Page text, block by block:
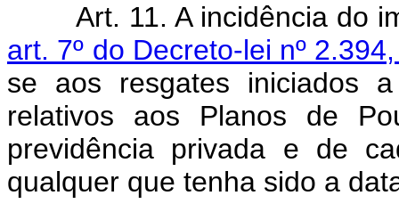
Art. 11. A incidência do
art. 7º do Decreto-lei nº
se aos resgates iniciados
relativos aos Planos de
previdência privada e de
qualquer que tenha sido a